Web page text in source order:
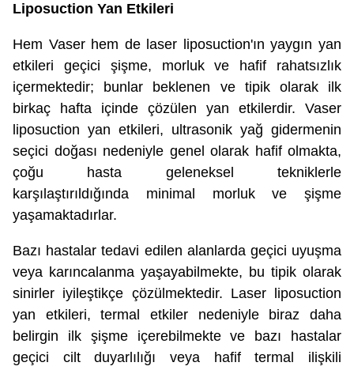
Liposuction Yan Etkileri
Hem Vaser hem de laser liposuction'ın yaygın yan
etkileri geçici şişme, morluk ve hafif rahatsızlık
içermektedir; bunlar beklenen ve tipik olarak ilk
birkaç hafta içinde çözülen yan etkilerdir. Vaser
liposuction yan etkileri, ultrasonik yağ gidermenin
seçici doğası nedeniyle genel olarak hafif olmakta,
çoğu hasta geleneksel tekniklerle
karşılaştırıldığında minimal morluk ve şişme
yaşamaktadırlar.
Bazı hastalar tedavi edilen alanlarda geçici uyuşma
veya karıncalanma yaşayabilmekte, bu tipik olarak
sinirler iyileştikçe çözülmektedir. Laser liposuction
yan etkileri, termal etkiler nedeniyle biraz daha
belirgin ilk şişme içerebilmekte ve bazı hastalar
geçici cilt duyarlılığı veya hafif termal ilişkili